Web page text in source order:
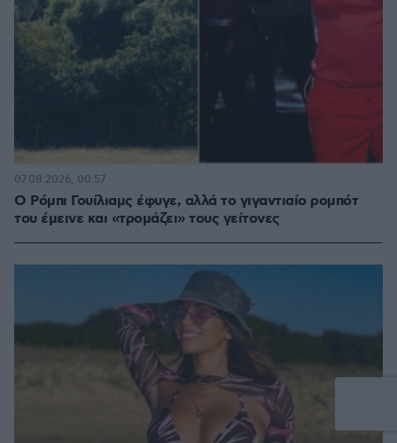
Ο Ρόμπι Γουίλιαμς έφυγε, αλλά το γιγαντιαίο ρομπότ
του έμεινε και «τρομάζει» τους γείτονες
07.08.2026, 00:57